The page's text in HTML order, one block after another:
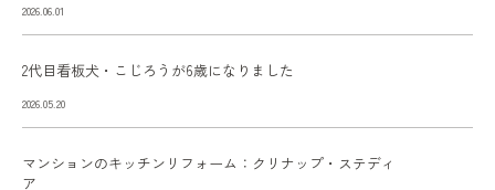
2026.06.01
2代目看板犬・こじろうが6歳になりました
2026.05.20
マンションのキッチンリフォーム：クリナップ・ステディ
ア